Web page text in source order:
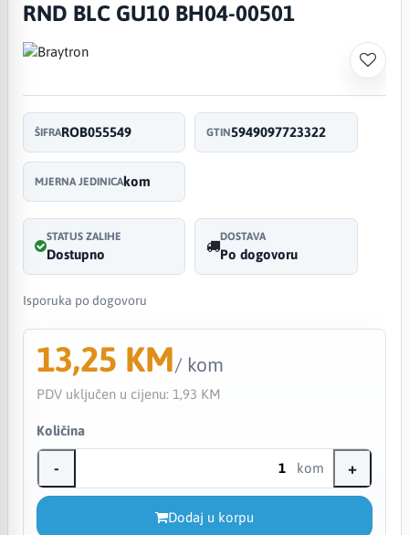
RND BLC GU10 BH04-00501
ŠIFRAROB055549 GTIN5949097723322
MJERNA JEDINICAkom
STATUS ZALIHE
Dostupno
DOSTAVA
Po dogovoru
Isporuka po dogovoru
13,25 KM/ kom
PDV uključen u cijenu: 1,93 KM
Količina
- kom +
Dodaj u korpu